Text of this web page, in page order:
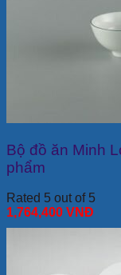
Bộ đồ ăn Minh
phẩm
Rated 5 out of 5
1,764,400 VNĐ